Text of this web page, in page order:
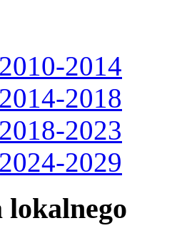
2014
2018
2023
2029